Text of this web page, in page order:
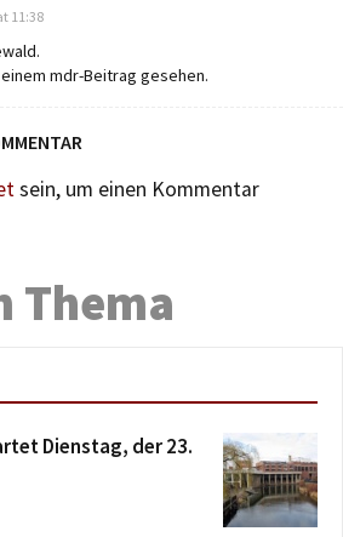
11:38
mdr-Beitrag gesehen.
sein, um einen Kommentar
Thema
Dienstag, der 23.